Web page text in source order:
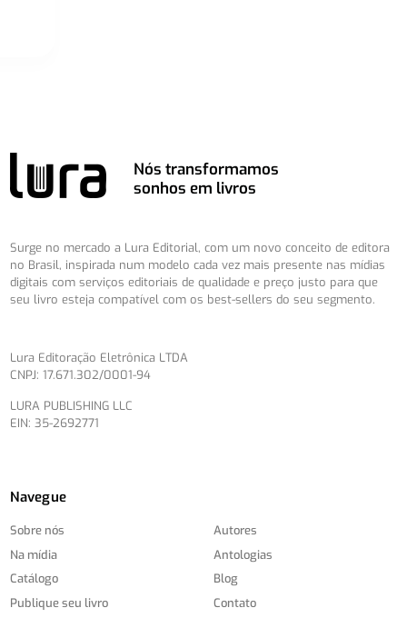
Nós transformamos
sonhos em livros
Surge no mercado a Lura Editorial, com um novo conceito de editora
no Brasil, inspirada num modelo cada vez mais presente nas mídias
digitais com serviços editoriais de qualidade e preço justo para que
seu livro esteja compatível com os best-sellers do seu segmento.
Lura Editoração Eletrônica LTDA
CNPJ: 17.671.302/0001-94
LURA PUBLISHING LLC
EIN: 35-2692771
Navegue
Sobre nós
Na mídia
Catálogo
Publique seu livro
Autores
Antologias
Blog
Contato